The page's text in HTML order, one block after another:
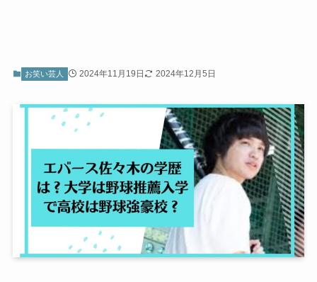
お笑い芸人 2024年11月19日 2024年12月5日